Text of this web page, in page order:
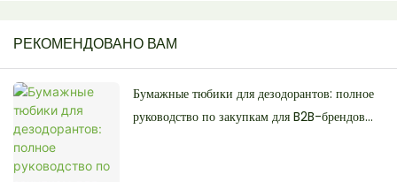
РЕКОМЕНДОВАНО ВАМ
Бумажные тюбики для дезодорантов: полное
руководство по закупкам для B2B-брендов